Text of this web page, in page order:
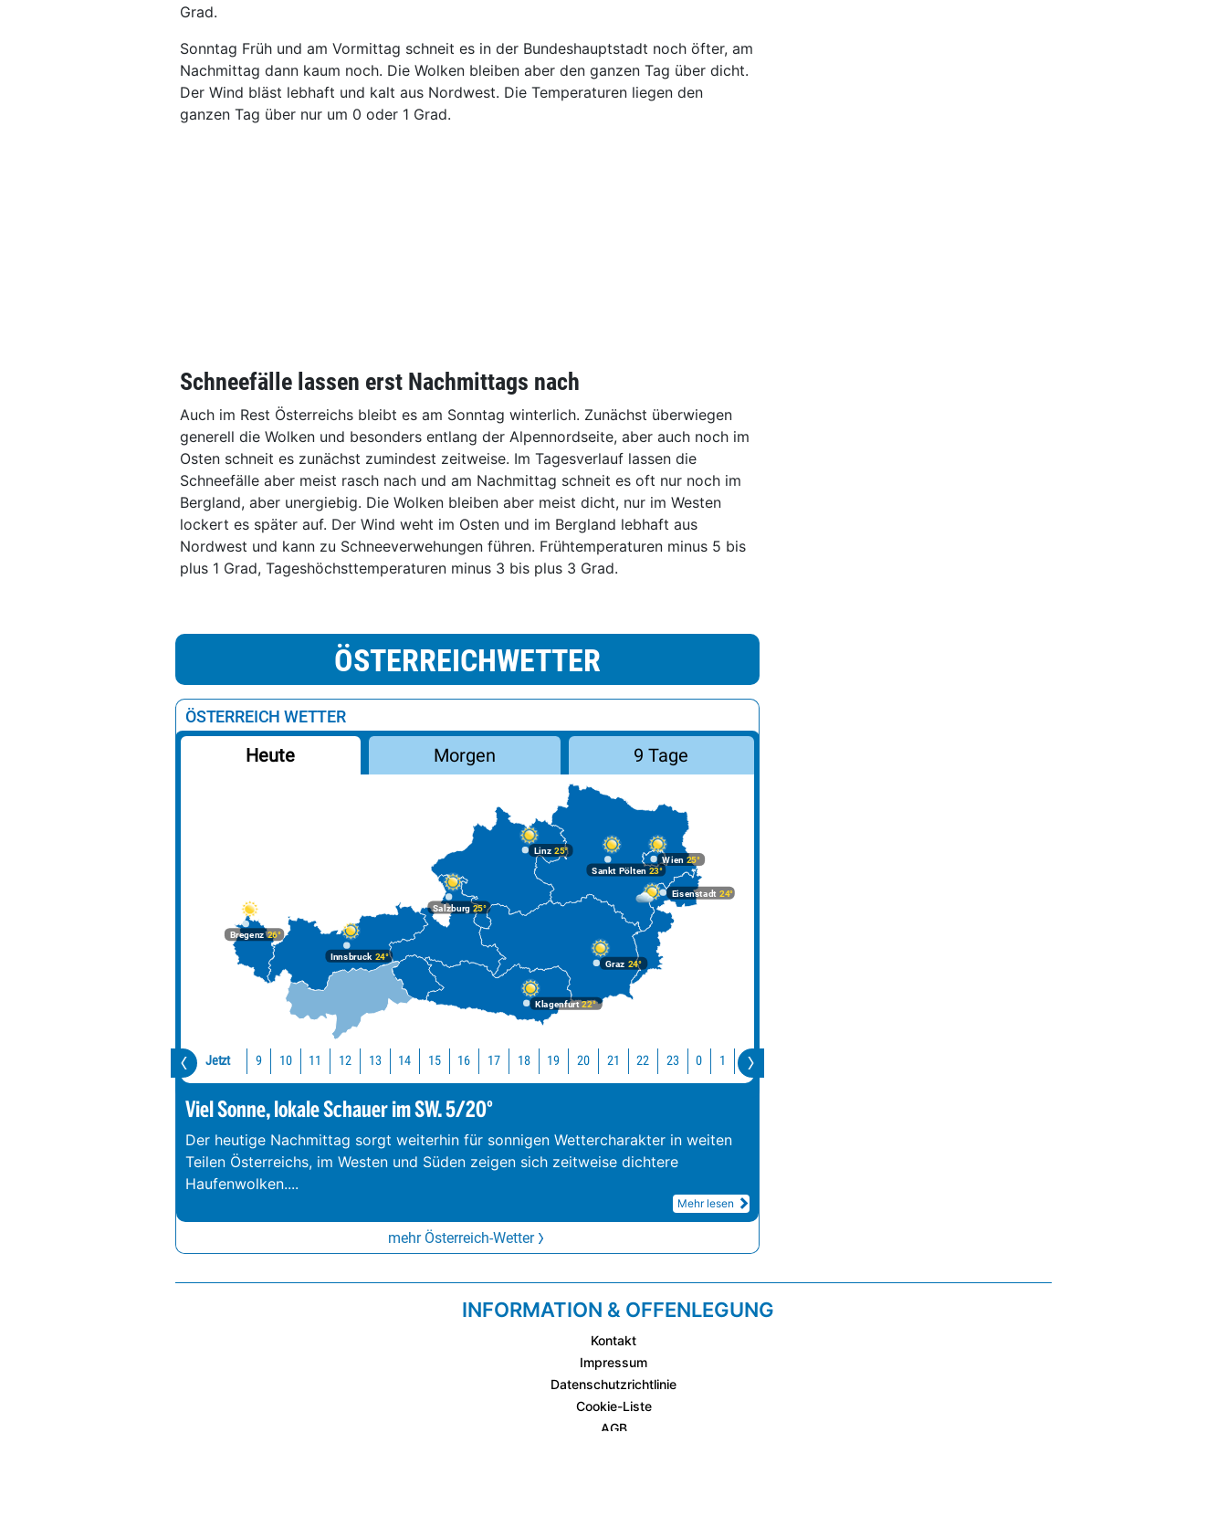
Grad.
Sonntag Früh und am Vormittag schneit es in der Bundeshauptstadt noch öfter, am
Nachmittag dann kaum noch. Die Wolken bleiben aber den ganzen Tag über dicht.
Der Wind bläst lebhaft und kalt aus Nordwest. Die Temperaturen liegen den
ganzen Tag über nur um 0 oder 1 Grad.
Schneefälle lassen erst Nachmittags nach
Auch im Rest Österreichs bleibt es am Sonntag winterlich. Zunächst überwiegen
generell die Wolken und besonders entlang der Alpennordseite, aber auch noch im
Osten schneit es zunächst zumindest zeitweise. Im Tagesverlauf lassen die
Schneefälle aber meist rasch nach und am Nachmittag schneit es oft nur noch im
Bergland, aber unergiebig. Die Wolken bleiben aber meist dicht, nur im Westen
lockert es später auf. Der Wind weht im Osten und im Bergland lebhaft aus
Nordwest und kann zu Schneeverwehungen führen. Frühtemperaturen minus 5 bis
plus 1 Grad, Tageshöchsttemperaturen minus 3 bis plus 3 Grad.
ÖSTERREICHWETTER
ÖSTERREICH WETTER
Heute Morgen 9 Tage
Bregenz26°
Graz 24°
Innsbruck24°
Klagenfurt22°
Linz 25°
Salzburg25°
Wien 25°
Eisenstadt 24°
Sankt Pölten 23°
Jetzt 9 10 11 12 13 14 15 16 17 18 19 20 21 22 23 0 1 2
Viel Sonne, lokale Schauer im SW. 5/20°
Der heutige Nachmittag sorgt weiterhin für sonnigen Wettercharakter in weiten
Teilen Österreichs, im Westen und Süden zeigen sich zeitweise dichtere
Haufenwolken....
Mehr lesen
mehr Österreich-Wetter
INFORMATION & OFFENLEGUNG
Kontakt
Impressum
Datenschutzrichtlinie
Cookie-Liste
AGB